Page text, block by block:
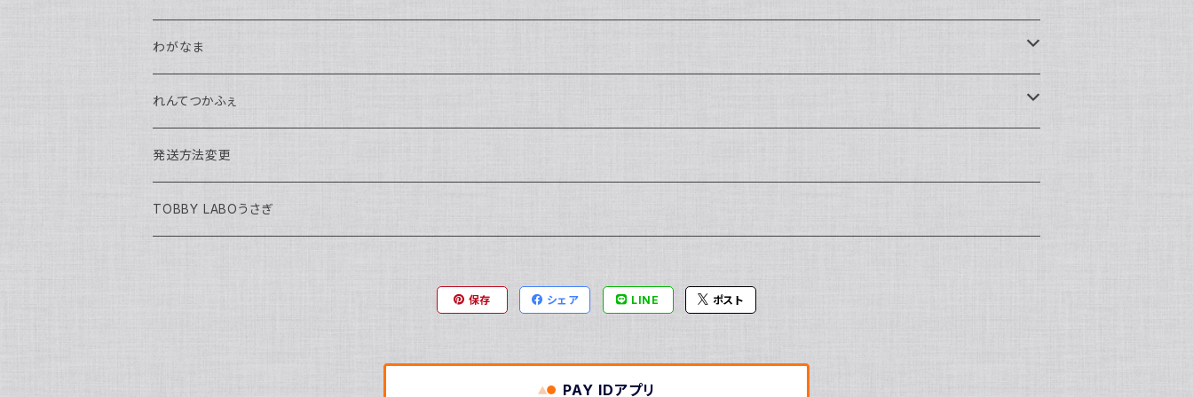
馬鉄かもめ生誕祭2026
れんてつ関西遠征2026
濱口ハンナ
軌条あさま
れんてつ新衣装獲得の試練2026
濱口ハンナ生誕祭2026
わがなま
チェキ
2026年迎える
わがなまワンマン
れんてつかふぇ
ハロウィン2025
まるよ生誕2026
発送方法変更
TOBBY LABOうさぎ
保存 シェア LINE ポスト
PAY IDアプリ